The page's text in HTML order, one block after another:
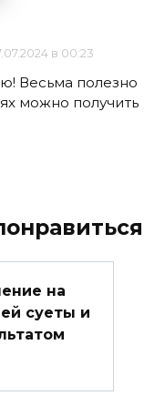
в 00:23
Весьма полезно
можно получить
на
суеты и